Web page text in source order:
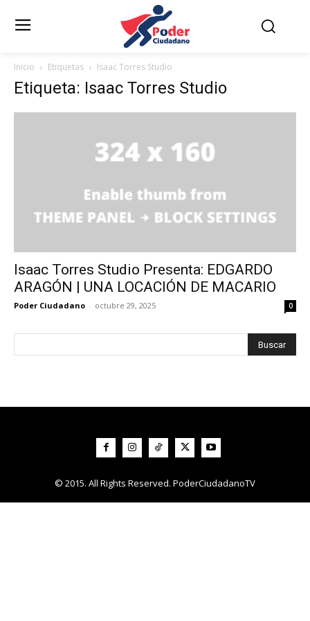
Inicio Etiquetas Isaac Torres Studio
Etiqueta: Isaac Torres Studio
Isaac Torres Studio Presenta: EDGARDO
ARAGÓN | UNA LOCACIÓN DE MACARIO
Poder Ciudadano - octubre 29, 2025 0
© 2015. All Rights Reserved. PoderCiudadanoTV